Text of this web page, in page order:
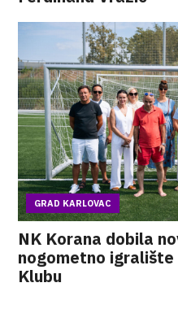
GRAD KARLOVAC
NK Korana dobila
nogometno igralište
Klubu